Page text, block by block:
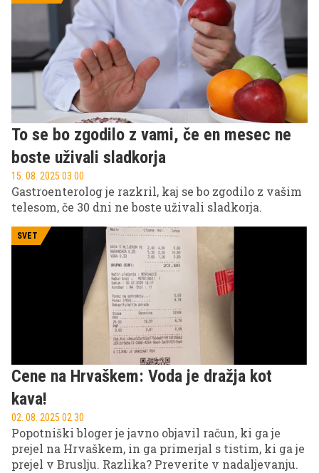
To se bo zgodilo z vami, če en mesec ne
boste uživali sladkorja
15. 08. 2025 03.00
Gastroenterolog je razkril, kaj se bo zgodilo z vašim
telesom, če 30 dni ne boste uživali sladkorja.
SVET
Cene na Hrvaškem: Voda je dražja kot
kava!
02. 08. 2025 02.30
Popotniški bloger je javno objavil račun, ki ga je
prejel na Hrvaškem, in ga primerjal s tistim, ki ga je
prejel v Bruslju. Razlika? Preverite v nadaljevanju.